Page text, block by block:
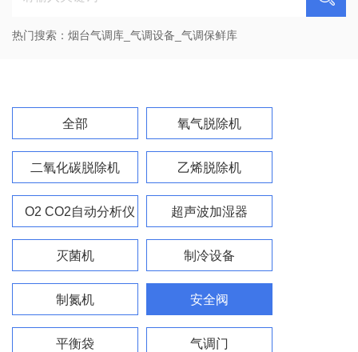
热门搜索： 烟台气调库_气调设备_气调保鲜库
全部 氧气脱除机
二氧化碳脱除机 乙烯脱除机
O2 CO2自动分析仪 超声波加湿器
灭菌机 制冷设备
制氮机 安全阀
平衡袋 气调门